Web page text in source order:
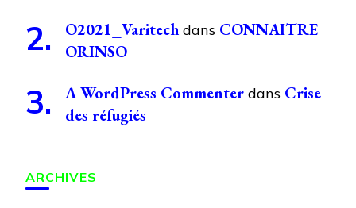
O2021_Varitech dans CONNAITRE
ORINSO
A WordPress Commenter dans Crise
des réfugiés
ARCHIVES